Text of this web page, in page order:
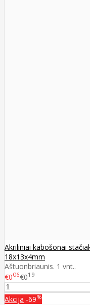
Akriliniai kabošonai
18x13x4mm
Aštuonbriaunis. 1 vnt..
€006€019
Akcija -69%